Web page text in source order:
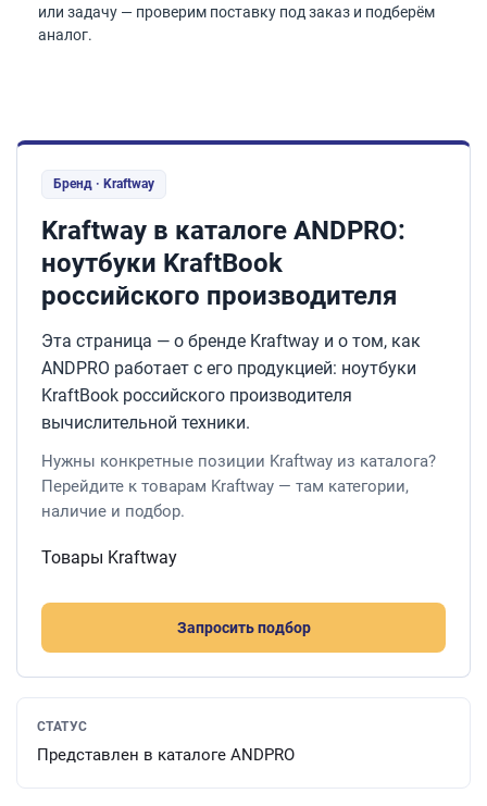
или задачу — проверим поставку под заказ и подберём
аналог.
Бренд · Kraftway
Kraftway в каталоге ANDPRO:
ноутбуки KraftBook
российского производителя
Эта страница — о бренде Kraftway и о том, как
ANDPRO работает с его продукцией: ноутбуки
KraftBook российского производителя
вычислительной техники.
Нужны конкретные позиции Kraftway из каталога?
Перейдите к товарам Kraftway — там категории,
наличие и подбор.
Товары Kraftway
Запросить подбор
СТАТУС
Представлен в каталоге ANDPRO